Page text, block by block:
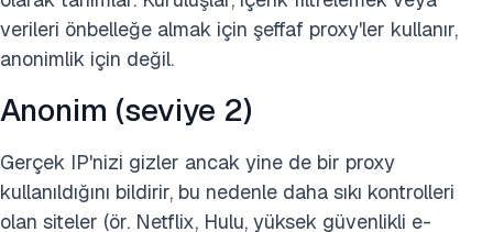
verileri önbelleğe almak için şeffaf proxy'ler kullanır,
anonimlik için değil.
Anonim (seviye 2)
Gerçek IP'nizi gizler ancak yine de bir proxy
kullanıldığını bildirir, bu nedenle daha sıkı kontrolleri
olan siteler (ör. Netflix, Hulu, yüksek güvenlikli e-